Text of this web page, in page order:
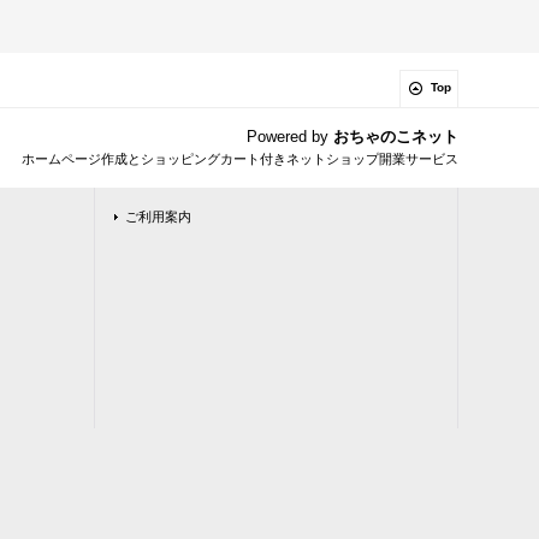
Top
Powered by おちゃのこネット
ホームページ作成とショッピングカート付きネットショップ開業サービス
ご利用案内